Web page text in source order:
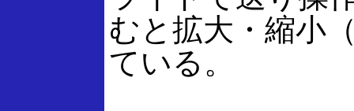
むと拡大・縮小
ている。